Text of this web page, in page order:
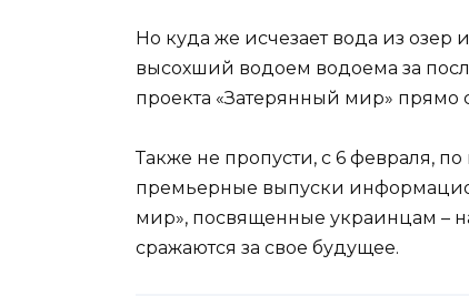
Но куда же исчезает вода из
высохший водоем водоема за
проекта «Затерянный мир» прямо
Также не пропусти, с 6 февраля,
премьерные выпуски
мир», посвященные украинцам –
сражаются за свое будущее.